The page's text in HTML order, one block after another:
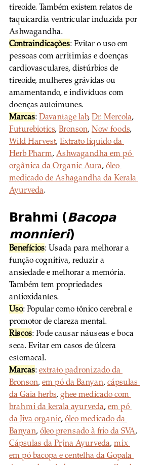
tireoide. Também existem relatos de
taquicardia ventricular induzida por
Ashwagandha.
Contraindicações: Evitar o uso em
pessoas com arritimias e doenças
cardiovasculares, distúrbios de
tireoide, mulheres grávidas ou
amamentando, e indivíduos com
doenças autoimunes.
Marcas: Davantage lab, Dr. Mercola,
Futurebiotics, Bronson, Now foods,
Wild Harvest, Extrato líquido da
Herb Pharm, Ashwagandha em pó
orgânica da Organic Aura, óleo
medicado de Ashagandha da Kerala
Ayurveda.
Brahmi (Bacopa
monnieri)
Benefícios: Usada para melhorar a
função cognitiva, reduzir a
ansiedade e melhorar a memória.
Também tem propriedades
antioxidantes.
Uso: Popular como tônico cerebral e
promotor de clareza mental.
Riscos: Pode causar náuseas e boca
seca. Evitar em casos de úlcera
estomacal.
Marcas: extrato padronizado da
Bronson, em pó da Banyan, cápsulas
da Gaia herbs, ghee medicado com
brahmi da kerala ayurveda, em pó
da Jiva organic, óleo medicado da
Banyan, óleo prensado à frio da SVA,
Cápsulas da Prjna Ayurveda, mix
em pó bacopa e centelha da Gopala